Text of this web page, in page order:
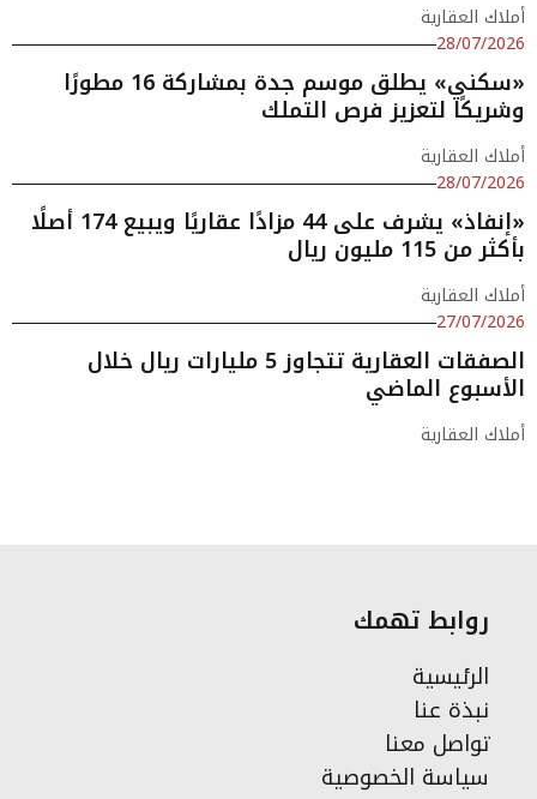
أملاك العقارية
28/07/2026
«سكني» يطلق موسم جدة بمشاركة 16 مطورًا
وشريكًا لتعزيز فرص التملك
أملاك العقارية
28/07/2026
«إنفاذ» يشرف على 44 مزادًا عقاريًا ويبيع 174 أصلًا
بأكثر من 115 مليون ريال
أملاك العقارية
27/07/2026
الصفقات العقارية تتجاوز 5 مليارات ريال خلال
الأسبوع الماضي
أملاك العقارية
روابط تهمك
الرئيسية
نبذة عنا
تواصل معنا
سياسة الخصوصية